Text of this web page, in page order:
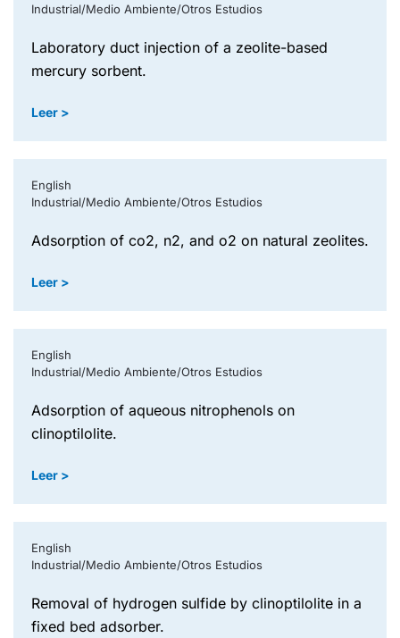
Industrial/Medio Ambiente/Otros Estudios
laboratory duct injection of a zeolite-based
mercury sorbent.
Leer >
English
Industrial/Medio Ambiente/Otros Estudios
adsorption of co2, n2, and o2 on natural zeolites.
Leer >
English
Industrial/Medio Ambiente/Otros Estudios
adsorption of aqueous nitrophenols on
clinoptilolite.
Leer >
English
Industrial/Medio Ambiente/Otros Estudios
removal of hydrogen sulfide by clinoptilolite in a
fixed bed adsorber.